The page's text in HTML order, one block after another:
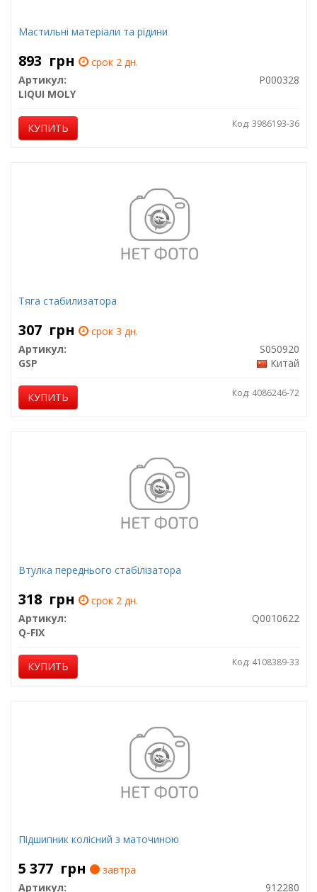
Мастильні матеріали та рідини
893 грн
срок 2 дн.
Артикул:
P000328
LIQUI MOLY
КУПИТЬ Код: 3986193-36
Тяга стабилизатора
307 грн
срок 3 дн.
Артикул:
S050920
GSP
Китай
КУПИТЬ Код: 4086246-72
Втулка переднього стабілізатора
318 грн
срок 2 дн.
Артикул:
Q0010622
Q-FIX
КУПИТЬ Код: 4108389-33
Підшипник колісний з маточиною
5 377 грн
завтра
Артикул:
912280